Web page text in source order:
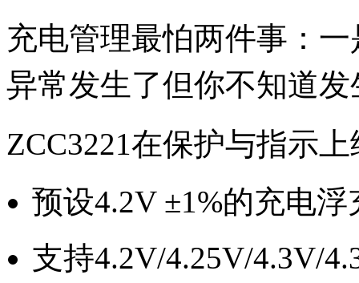
充电管理最怕两件事：
异常发生了但你不知道
ZCC3221在保护与指示
预设4.2V ±1%的充电浮
支持4.2V/4.25V/4.3V/